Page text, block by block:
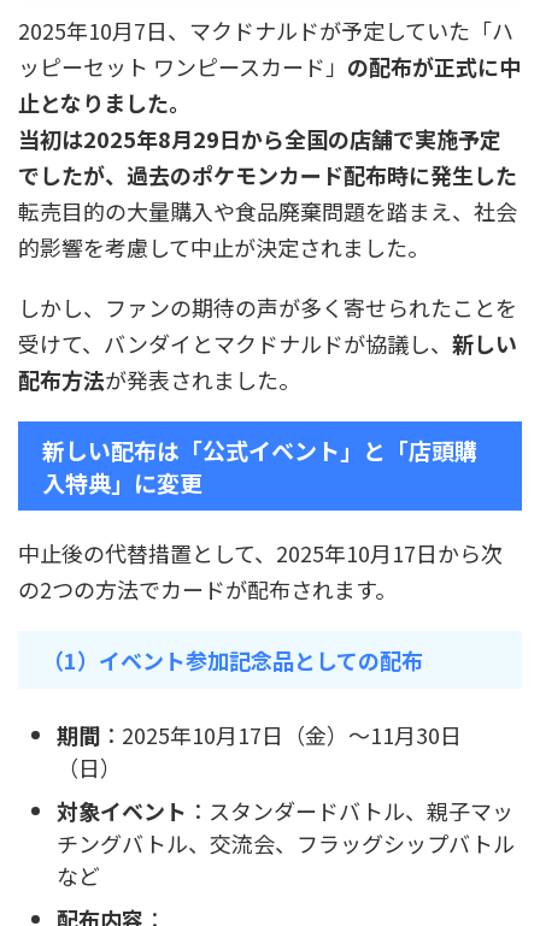
2025年10月7日、マクドナルドが予定していた「ハ
ッピーセット ワンピースカード」 の配布が正式に中
止となりました。
当初は2025年8月29日から全国の店舗で実施予定
でしたが、過去のポケモンカード配布時に発生した
転売目的の大量購入や食品廃棄問題を踏まえ、社会
的影響を考慮して中止が決定されました。
しかし、ファンの期待の声が多く寄せられたことを
受けて、バンダイとマクドナルドが協議し、 新しい
配布方法が発表されました。
新しい配布は「公式イベント」と「店頭購
入特典」に変更
中止後の代替措置として、2025年10月17日から次
の2つの方法でカードが配布されます。
（1）イベント参加記念品としての配布
期間 ：2025年10月17日（金）～11月30日
（日）
対象イベント ：スタンダードバトル、親子マッ
チングバトル、交流会、フラッグシップバトル
など
配布内容 ：